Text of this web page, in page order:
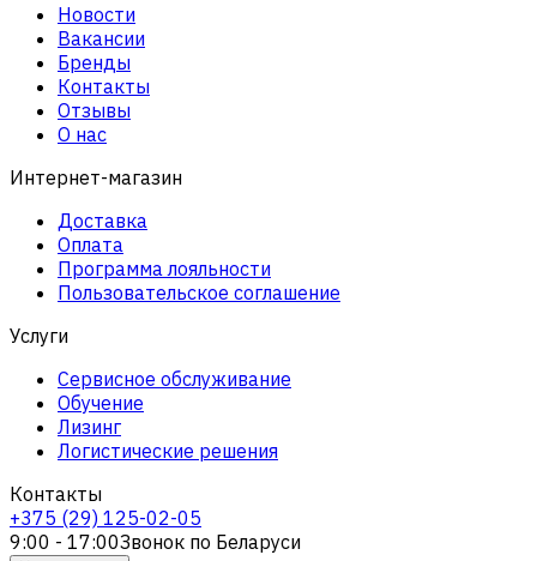
Новости
Вакансии
Бренды
Контакты
Отзывы
О нас
Интернет-магазин
Доставка
Оплата
Программа лояльности
Пользовательское соглашение
Услуги
Сервисное обслуживание
Обучение
Лизинг
Логистические решения
Контакты
+375 (29) 125-02-05
9:00 - 17:00Звонок по Беларуси